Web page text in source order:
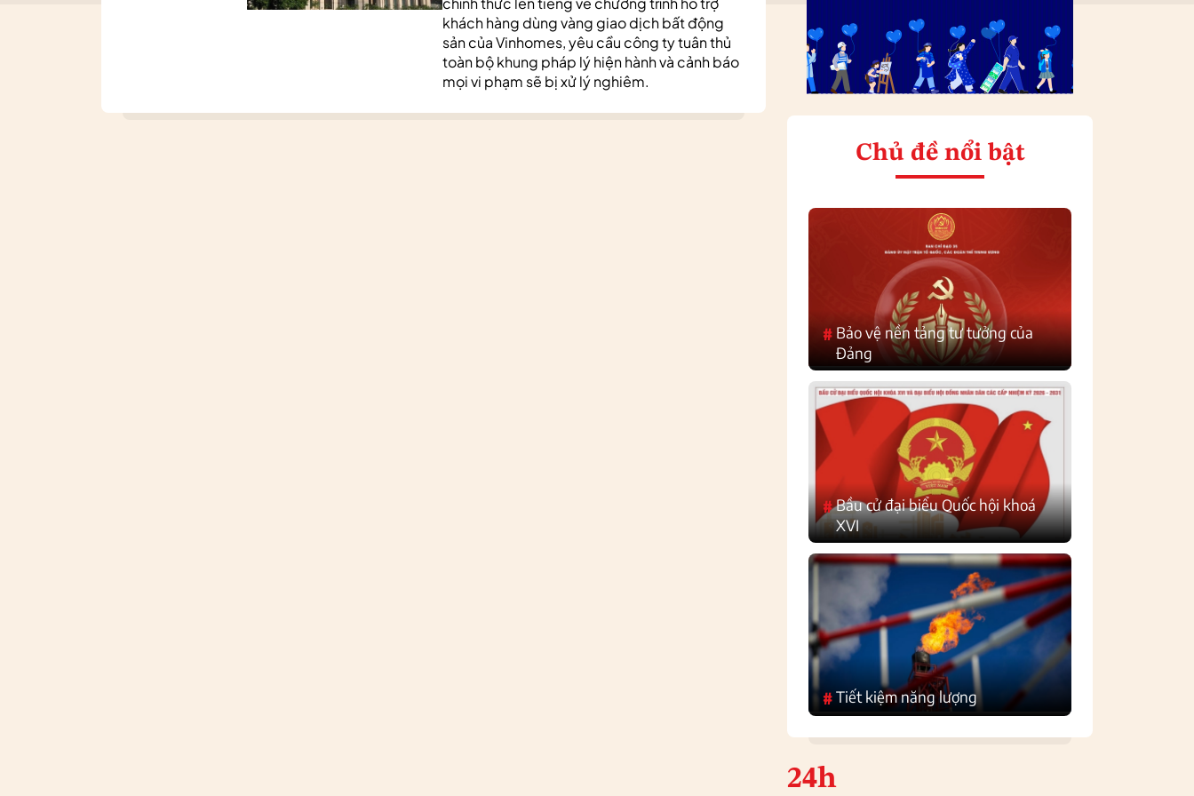
khách hàng dùng vàng giao dịch bất động
sản của Vinhomes, yêu cầu công ty tuân thủ
toàn bộ khung pháp lý hiện hành và cảnh báo
mọi vi phạm sẽ bị xử lý nghiêm.
Chủ đề nổi bật
#Bảo vệ nền tảng tư tưởng của
Đảng
#Bầu cử đại biểu Quốc hội khoá
XVI
#Tiết kiệm năng lượng
24h